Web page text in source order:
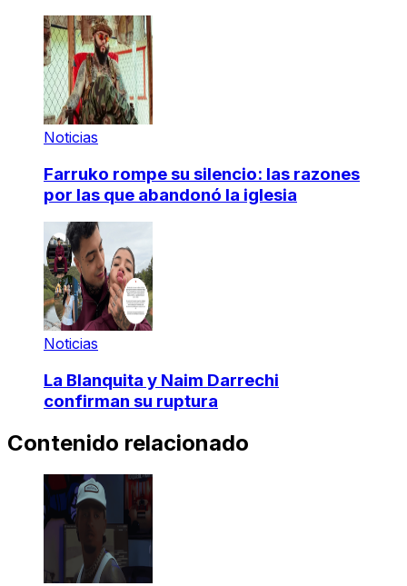
Noticias
Farruko rompe su silencio: las razones
por las que abandonó la iglesia
Noticias
La Blanquita y Naim Darrechi
confirman su ruptura
Contenido relacionado